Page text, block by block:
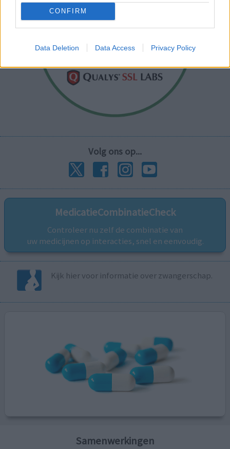
CONFIRM
Data Deletion Data Access Privacy Policy
Volg ons op...
MedicatieCombinatieCheck
Controleer nu zelf de combinatie van
uw medicijnen op interacties, snel en eenvoudig.
Kijk hier voor informatie over zwangerschap.
Samenwerkingen